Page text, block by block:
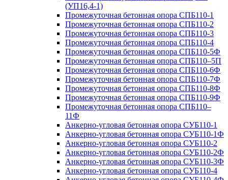
(УП16,4-1)
Промежуточная бетонная опора СПБ110-1
Промежуточная бетонная опора СПБ110-2
Промежуточная бетонная опора СПБ110-3
Промежуточная бетонная опора СПБ110-4
Промежуточная бетонная опора СПБ110-5Ф
Промежуточная бетонная опора СПБ110–5П
Промежуточная бетонная опора СПБ110-6Ф
Промежуточная бетонная опора СПБ110-7Ф
Промежуточная бетонная опора СПБ110-8Ф
Промежуточная бетонная опора СПБ110-9Ф
Промежуточная бетонная опора СПБ110–
11Ф
Анкерно-угловая бетонная опора СУБ110-1
Анкерно-угловая бетонная опора СУБ110-1Ф
Анкерно-угловая бетонная опора СУБ110-2
Анкерно-угловая бетонная опора СУБ110-2Ф
Анкерно-угловая бетонная опора СУБ110-3Ф
Анкерно-угловая бетонная опора СУБ110-4